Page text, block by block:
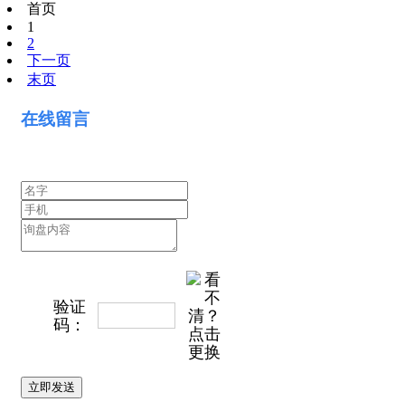
首页
1
2
下一页
末页
在线留言
验证
码：